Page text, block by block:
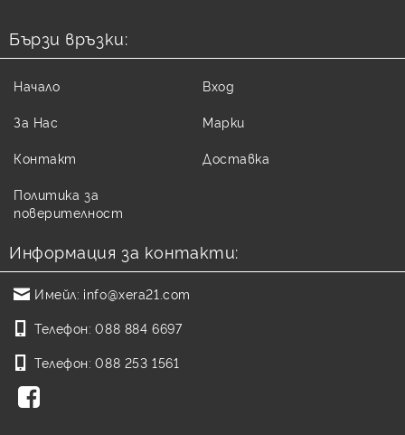
Бързи връзки:
Начало
За Нас
Контакт
Политика за
поверителност
Вход
Марки
Доставка
Информация за контакти:
Имейл: info@xera21.com
Телефон: 088 884 6697
Телефон: 088 253 1561